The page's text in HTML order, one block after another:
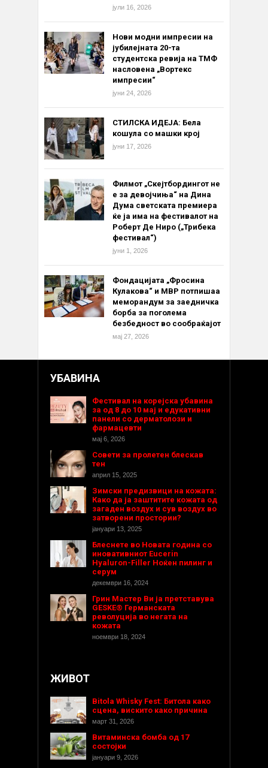
јули 16, 2026
Нови модни импресии на
јубилејната 20-та
студентска ревија на ТМФ
насловена „Вортекс
импресии“
јуни 24, 2026
СТИЛСКА ИДЕЈА: Бела
кошула со машки крој
јуни 17, 2026
Филмот „Скејтбордингот не
е за девојчиња“ на Дина
Дума светската премиера
ќе ја има на фестивалот на
Роберт Де Ниро („Трибека
фестивал“)
јуни 1, 2026
Фондацијата „Фросина
Кулакова“ и МВР потпишаа
меморандум за заедничка
борба за поголема
безбедност во сообраќајот
мај 27, 2026
УБАВИНА
Фестивал на корејска убавина
за од 8 до 10 мај и едукативни
панели со дерматолози и
фармацевти
мај 6, 2026
Совети за пролетен блескав
тен
април 15, 2025
Зимски предизвици на кожата:
Како да ја заштитите кожата од
загаден воздух и сув воздух во
затворени простории?
јануари 13, 2025
Блеснете во Новата година со
иновативниот Eucerin
Hyaluron-Filler Ноќен пилинг и
серум
декември 16, 2024
Грин Мастер Ви ја претставува
GESKE® Германската
револуција во негата на
кожата
ноември 18, 2024
ЖИВОТ
Bitola Whisky Fest: Битола како
сцена, вискито како причина
март 31, 2026
Витаминска бомба од 17
состојки
јануари 9, 2026